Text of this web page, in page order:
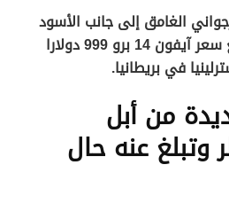
الغامق إلى جانب الأسود
والفضي والذهبي ويبلغ سعر آيفون 14 برو 999 دولارا
من أبل
عنه حال